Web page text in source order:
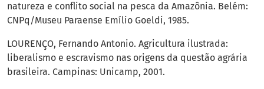
natureza e conflito social na pesca da Amazônia. Belém:
CNPq/Museu Paraense Emílio Goeldi, 1985.
LOURENÇO, Fernando Antonio. Agricultura ilustrada:
liberalismo e escravismo nas origens da questão agrária
brasileira. Campinas: Unicamp, 2001.